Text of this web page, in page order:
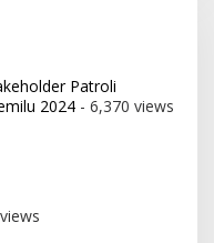
Patroli
2024 - 6,370 views